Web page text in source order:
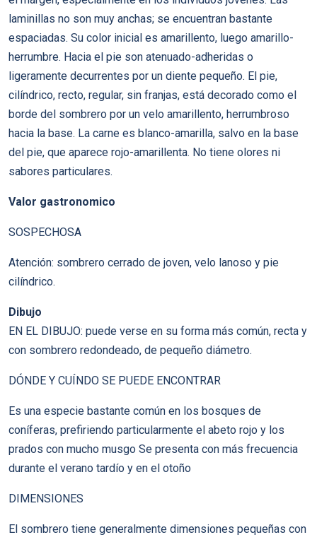
laminillas no son muy anchas; se encuentran bastante
espaciadas. Su color inicial es amarillento, luego amarillo-
herrumbre. Hacia el pie son atenuado-adheridas o
ligeramente decurrentes por un diente pequeño. El pie,
cilíndrico, recto, regular, sin franjas, está decorado como el
borde del sombrero por un velo amarillento, herrumbroso
hacia la base. La carne es blanco-amarilla, salvo en la base
del pie, que aparece rojo-amarillenta. No tiene olores ni
sabores particulares.
Valor gastronomico
SOSPECHOSA
Atención: sombrero cerrado de joven, velo lanoso y pie
cilíndrico.
Dibujo
EN EL DIBUJO: puede verse en su forma más común, recta y
con sombrero redondeado, de pequeño diámetro.
DÓNDE Y CUÍNDO SE PUEDE ENCONTRAR
Es una especie bastante común en los bosques de
coníferas, prefiriendo particularmente el abeto rojo y los
prados con mucho musgo Se presenta con más frecuencia
durante el verano tardío y en el otoño
DIMENSIONES
El sombrero tiene generalmente dimensiones pequeñas con